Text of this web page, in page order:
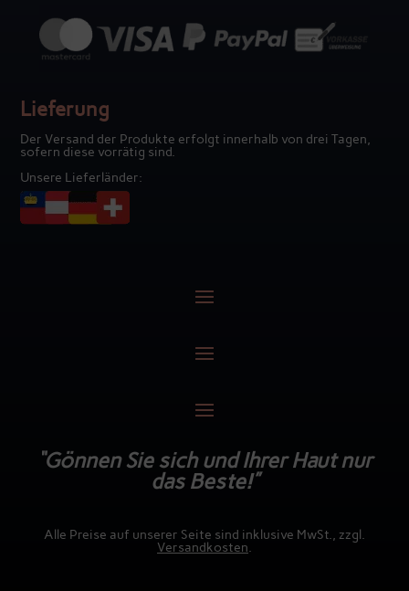
Lieferung
Der Versand der Produkte erfolgt innerhalb von drei Tagen,
sofern diese vorrätig sind.
Unsere Lieferländer:
“Gönnen Sie sich und Ihrer Haut nur
das Beste!”
Alle Preise auf unserer Seite sind inklusive MwSt., zzgl.
Versandkosten.